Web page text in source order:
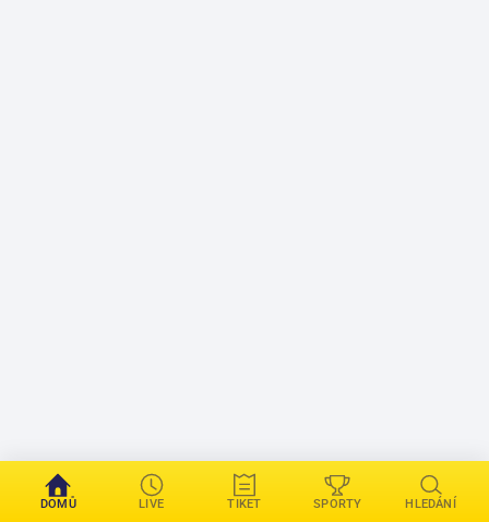
DOMŮ LIVE TIKET SPORTY HLEDÁNÍ